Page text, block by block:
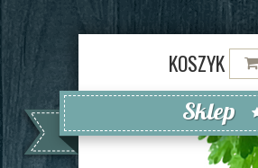
KOSZYK
Sklep